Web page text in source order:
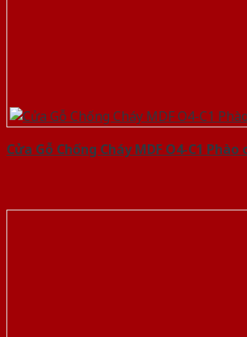
Cửa Gỗ Chống Cháy MDF O4-C1 Phào